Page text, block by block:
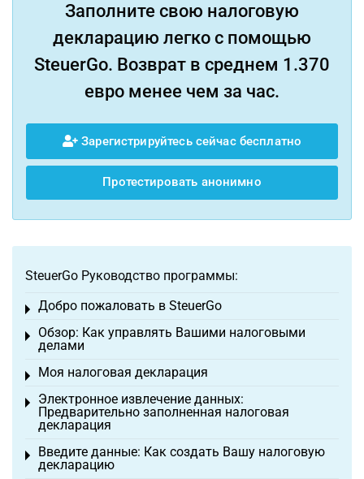
Заполните свою налоговую
декларацию легко с помощью
SteuerGo. Возврат в среднем 1.370
евро менее чем за час.
Зарегистрируйтесь сейчас бесплатно
Протестировать анонимно
SteuerGo Руководство программы:
Добро пожаловать в SteuerGo
Toggle menu
Обзор: Как управлять Вашими налоговыми
делами
Toggle menu
Моя налоговая декларация
Toggle menu
Электронное извлечение данных:
Предварительно заполненная налоговая
декларация
Toggle menu
Введите данные: Как создать Вашу налоговую
декларацию
Toggle menu